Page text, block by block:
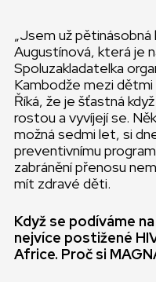
„Jsem už pětinásobná
Augustínová, která je
Spoluzakladatelka
Kambodže mezi
Říká, že je šťastná
rostou a vyvíjejí se.
možná sedmi let, si
preventivnímu
zabránění přenosu
mít zdravé děti.
Když se podíváme
nejvíce postižené
Africe. Proč si